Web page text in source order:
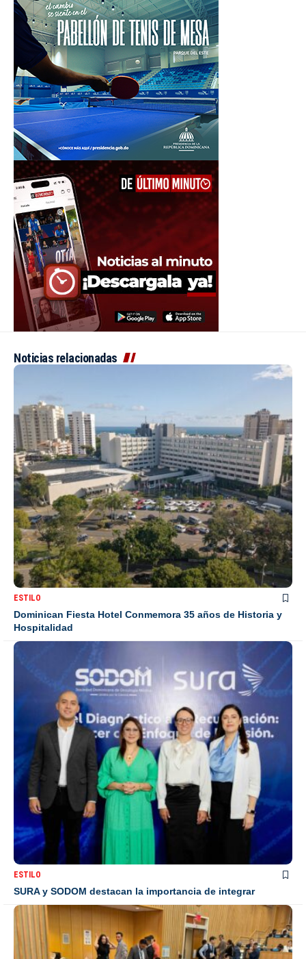
Noticias relacionadas
ESTILO
Dominican Fiesta Hotel Conmemora 35 años de Historia y
Hospitalidad
ESTILO
SURA y SODOM destacan la importancia de integrar